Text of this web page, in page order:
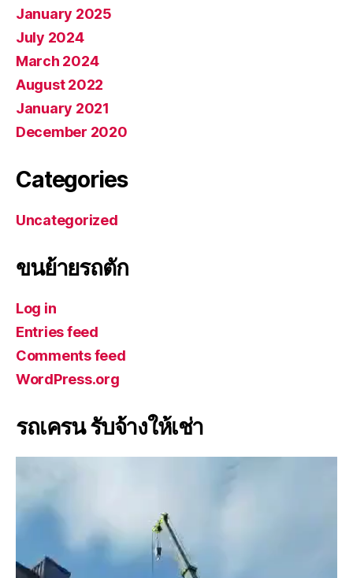
January 2025
July 2024
March 2024
August 2022
January 2021
December 2020
Categories
Uncategorized
ขนย้ายรถตัก
Log in
Entries feed
Comments feed
WordPress.org
รถเครน รับจ้างให้เช่า
l